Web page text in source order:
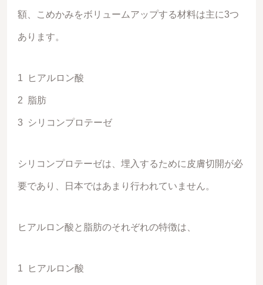
額、こめかみをボリュームアップする材料は主に3つ
あります。
1 ヒアルロン酸
2 脂肪
3 シリコンプロテーゼ
シリコンプロテーゼは、埋入するために皮膚切開が必
要であり、日本ではあまり行われていません。
ヒアルロン酸と脂肪のそれぞれの特徴は、
1 ヒアルロン酸